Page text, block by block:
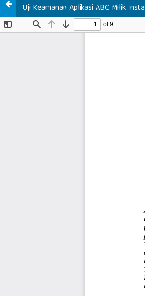
Uji Keamanan Aplikasi ABC Milik